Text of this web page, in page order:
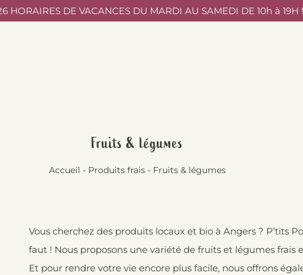
DE VACANCES DU MARDI AU SAMEDI DE 10h à 19H !
Fruits & légumes
Accueil - Produits frais- Fruits & légumes
Vous cherchez des produits locaux et bio à Angers ? P’tits
faut ! Nous proposons une variété de fruits et légumes frais
Et pour rendre votre vie encore plus facile, nous offrons